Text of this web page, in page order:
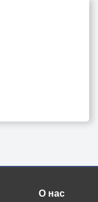
О нас